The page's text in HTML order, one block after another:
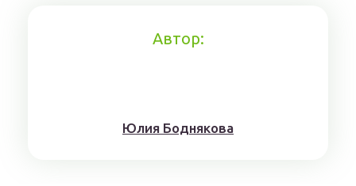
Автор:
Юлия Боднякова